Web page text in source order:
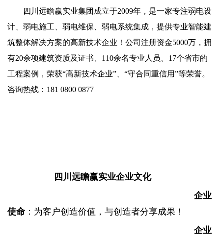
四川远瞻赢实业集团成立于2009年，是一家专注弱电设
计、弱电施工、弱电维保、弱电系统集成，提供专业智能建
筑整体解决方案的高新技术企业！公司注册资金5000万，拥
有20余项建筑资质及证书、110余名专业人员、17个省市的
工程案例，荣获“高新技术企业”、“守合同重信用”等荣誉。
咨询热线：181 0800 0877
四川远瞻赢实业企业文化
企业
使命： 为客户创造价值，与创造者分享成果！
企业